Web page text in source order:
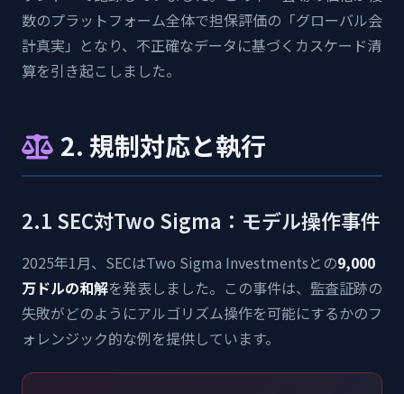
数のプラットフォーム全体で担保評価の「グローバル会
計真実」となり、不正確なデータに基づくカスケード清
算を引き起こしました。
2. 規制対応と執行
2.1 SEC対Two Sigma：モデル操作事件
2025年1月、SECはTwo Sigma Investmentsとの9,000
万ドルの和解を発表しました。この事件は、監査証跡の
失敗がどのようにアルゴリズム操作を可能にするかのフ
ォレンジック的な例を提供しています。